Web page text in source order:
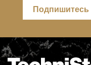
Подпишитесь